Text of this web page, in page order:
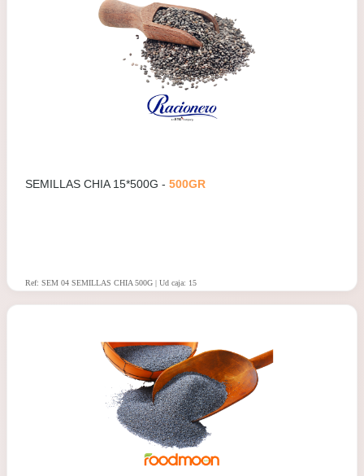
SEMILLAS CHIA 15*500G - 500GR
Ref: SEM 04 SEMILLAS CHIA 500G | Ud caja: 15